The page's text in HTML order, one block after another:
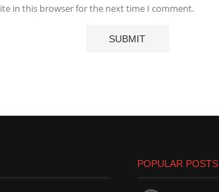
in this browser for the next time I comment.
POPULAR POSTS